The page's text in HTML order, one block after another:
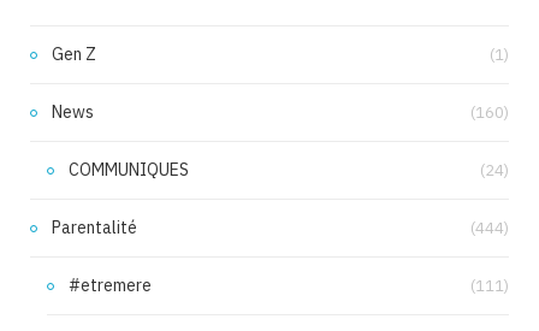
Gen Z (1)
News (160)
COMMUNIQUES (24)
Parentalité (444)
#etremere (111)